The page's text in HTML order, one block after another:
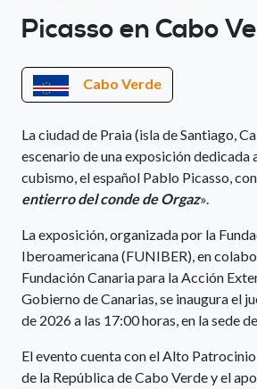
Picasso en Cabo
Cabo Verde
La ciudad de Praia (isla de Santiago,
escenario de una exposición dedicada
cubismo, el español Pablo Picasso,
entierro del conde de Orgaz».
La exposición, organizada por la
Iberoamericana (FUNIBER), en
Fundación Canaria para la Acción
Gobierno de Canarias, se inaugura el
de 2026 a las 17:00 horas, en la sede
El evento cuenta con el Alto
de la República de Cabo Verde y el